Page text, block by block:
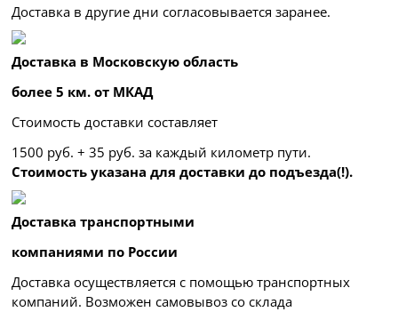
Доставка в другие дни согласовывается заранее.
Доставка в Московскую область
более 5 км. от МКАД
Стоимость доставки составляет
1500 руб. + 35 руб. за каждый километр пути.
Стоимость указана для доставки до подъезда(!).
Доставка транспортными
компаниями по России
Доставка осуществляется с помощью транспортных
компаний. Возможен самовывоз со склада